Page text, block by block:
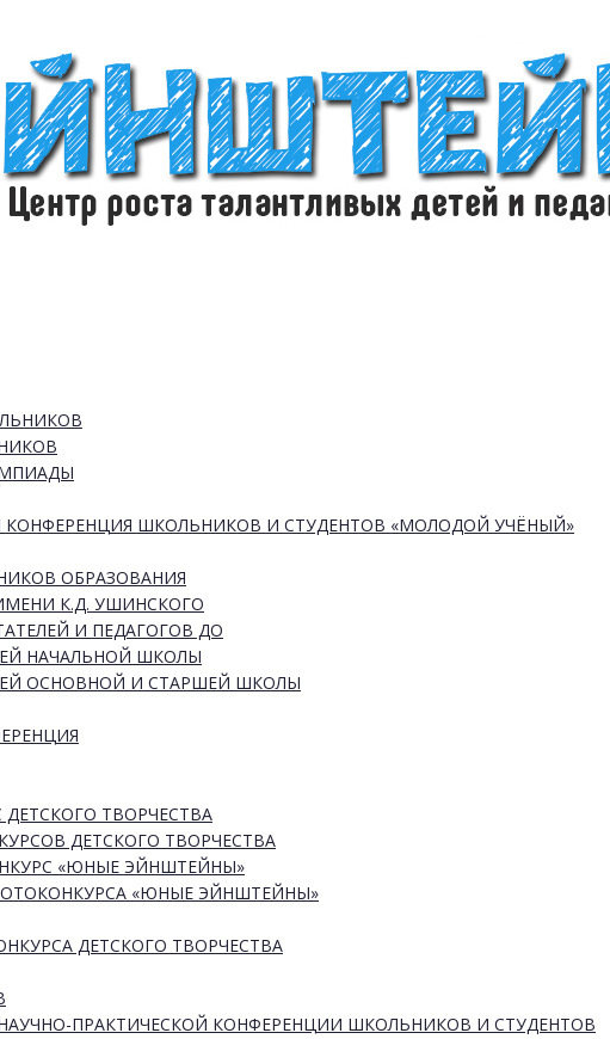
КОНФЕРЕНЦИЯ ШКОЛЬНИКОВ И СТУДЕНТОВ «МОЛОДОЙ УЧЁНЫЙ»
ОБРАЗОВАНИЯ
К.Д. УШИНСКОГО
И ПЕДАГОГОВ ДО
НАЧАЛЬНОЙ ШКОЛЫ
ОСНОВНОЙ И СТАРШЕЙ ШКОЛЫ
ТВОРЧЕСТВА
ДЕТСКОГО ТВОРЧЕСТВА
«ЮНЫЕ ЭЙНШТЕЙНЫ»
«ЮНЫЕ ЭЙНШТЕЙНЫ»
ДЕТСКОГО ТВОРЧЕСТВА
ПРАКТИЧЕСКОЙ КОНФЕРЕНЦИИ ШКОЛЬНИКОВ И СТУДЕНТОВ